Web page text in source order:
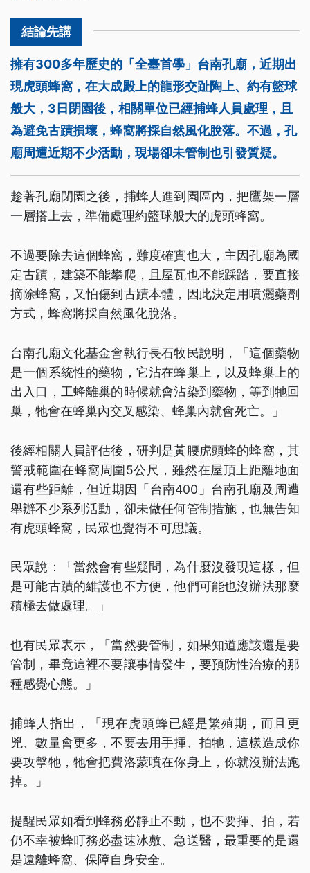
擁有300多年歷史的「全臺首學」台南孔廟，近期出
現虎頭蜂窩，在大成殿上的龍形交趾陶上、約有籃球
般大，3日閉園後，相關單位已經捕蜂人員處理，且
為避免古蹟損壞，蜂窩將採自然風化脫落。不過，孔
廟周遭近期不少活動，現場卻未管制也引發質疑。
趁著孔廟閉園之後，捕蜂人進到園區內，把鷹架一層
一層搭上去，準備處理約籃球般大的虎頭蜂窩。
不過要除去這個蜂窩，難度確實也大，主因孔廟為國
定古蹟，建築不能攀爬，且屋瓦也不能踩踏，要直接
摘除蜂窩，又怕傷到古蹟本體，因此決定用噴灑藥劑
方式，蜂窩將採自然風化脫落。
台南孔廟文化基金會執行長石牧民說明，「這個藥物
是一個系統性的藥物，它沾在蜂巢上，以及蜂巢上的
出入口，工蜂離巢的時候就會沾染到藥物，等到牠回
巢，牠會在蜂巢內交叉感染、蜂巢內就會死亡。」
後經相關人員評估後，研判是黃腰虎頭蜂的蜂窩，其
警戒範圍在蜂窩周圍5公尺，雖然在屋頂上距離地面
還有些距離，但近期因「台南400」台南孔廟及周遭
舉辦不少系列活動，卻未做任何管制措施，也無告知
有虎頭蜂窩，民眾也覺得不可思議。
民眾說：「當然會有些疑問，為什麼沒發現這樣，但
是可能古蹟的維護也不方便，他們可能也沒辦法那麼
積極去做處理。」
也有民眾表示，「當然要管制，如果知道應該還是要
管制，畢竟這裡不要讓事情發生，要預防性治療的那
種感覺心態。」
捕蜂人指出，「現在虎頭蜂已經是繁殖期，而且更
兇、數量會更多，不要去用手揮、拍牠，這樣造成你
要攻擊牠，牠會把費洛蒙噴在你身上，你就沒辦法跑
掉。」
提醒民眾如看到蜂務必靜止不動，也不要揮、拍，若
仍不幸被蜂叮務必盡速冰敷、急送醫，最重要的是還
是遠離蜂窩、保障自身安全。